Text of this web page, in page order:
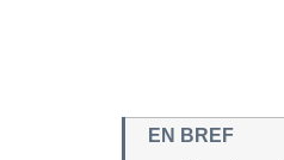
EN BREF